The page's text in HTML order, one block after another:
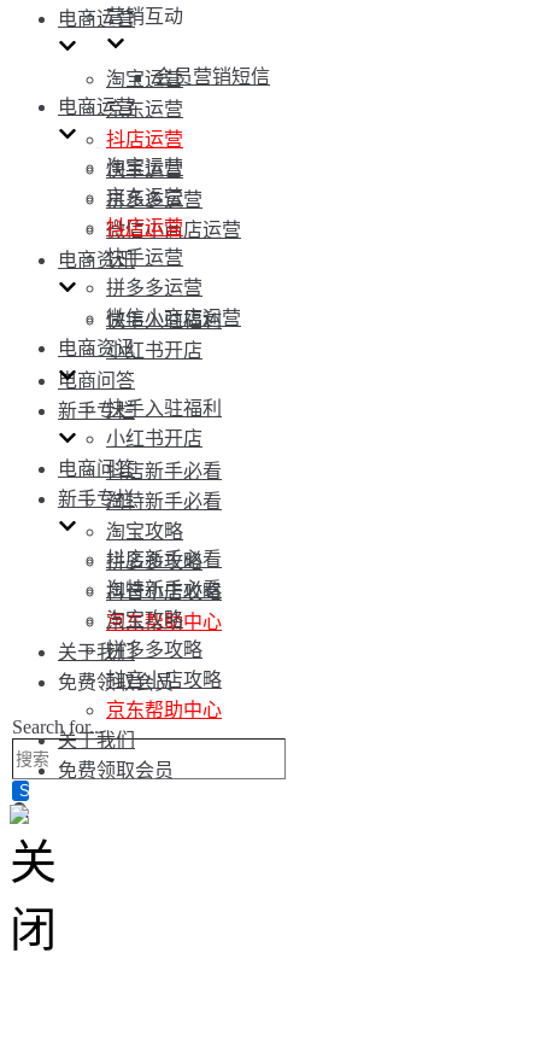
电商运营
淘宝运营
京东运营
抖店运营
快手运营
拼多多运营
微信小商店运营
电商资讯
快手入驻福利
小红书开店
电商问答
新手专栏
抖店新手必看
淘特新手必看
淘宝攻略
拼多多攻略
抖音小店攻略
京东帮助中心
关于我们
免费领取会员
Search for...
营销互动
会员营销短信
电商运营
淘宝运营
京东运营
抖店运营
快手运营
拼多多运营
微信小商店运营
电商资讯
快手入驻福利
小红书开店
电商问答
新手专栏
抖店新手必看
淘特新手必看
淘宝攻略
拼多多攻略
抖音小店攻略
京东帮助中心
关于我们
免费领取会员